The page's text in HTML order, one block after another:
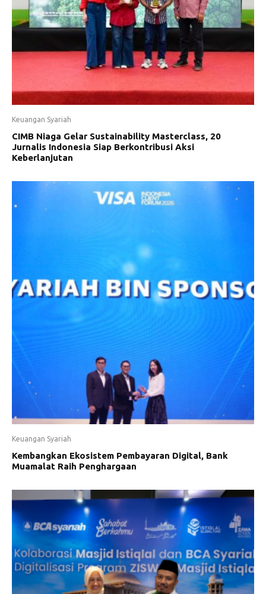
Keuangan Syariah
CIMB Niaga Gelar Sustainability Masterclass, 20
Jurnalis Indonesia Siap Berkontribusi Aksi
Keberlanjutan
Keuangan Syariah
Kembangkan Ekosistem Pembayaran Digital, Bank
Muamalat Raih Penghargaan